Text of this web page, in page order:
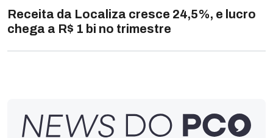
Receita da Localiza cresce 24,5%, e lucro
chega a R$ 1 bi no trimestre